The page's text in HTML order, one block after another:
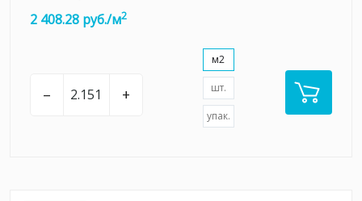
2 408.28 руб./м2
– +
м2
шт.
упак.